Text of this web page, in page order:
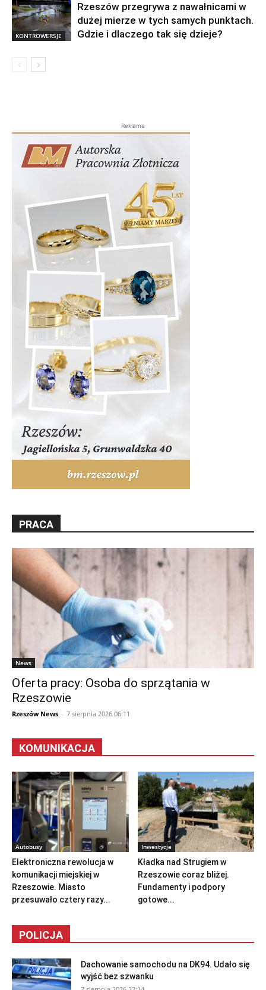
KONTROWERSJE
Rzeszów przegrywa z nawałnicami w
dużej mierze w tych samych punktach.
Gdzie i dlaczego tak się dzieje?
Reklama
PRACA
News
Oferta pracy: Osoba do sprzątania w
Rzeszowie
Rzeszów News - 7 sierpnia 2026 06:11
KOMUNIKACJA
Autobusy
Elektroniczna rewolucja w
komunikacji miejskiej w
Rzeszowie. Miasto
przesuwało cztery razy...
Inwestycje
Kładka nad Strugiem w
Rzeszowie coraz bliżej.
Fundamenty i podpory
gotowe...
POLICJA
Dachowanie samochodu na DK94. Udało się
wyjść bez szwanku